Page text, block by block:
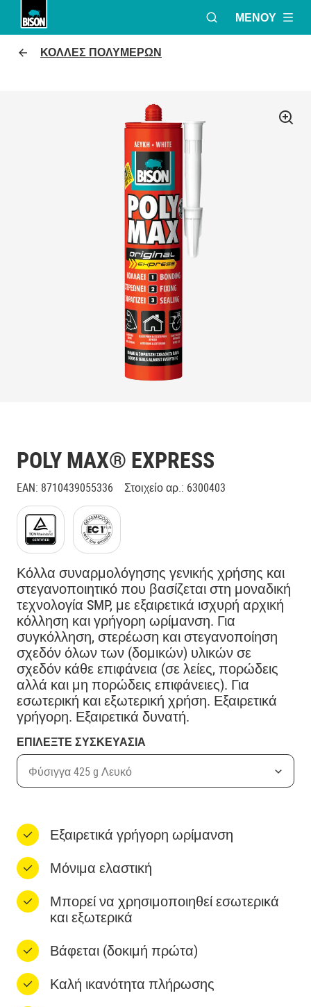
ΑΝΟΙΞΕ ΤΟ
ΜΕΝΟΎ
ΚΟΛΛΕΣ ΠΟΛΥΜΕΡΩΝ
POLY MAX® EXPRESS
EAN: 8710439055336 Στοιχείο αρ.: 6300403
Κόλλα συναρμολόγησης γενικής χρήσης και
στεγανοποιητικό που βασίζεται στη μοναδική
τεχνολογία SMP, με εξαιρετικά ισχυρή αρχική
κόλληση και γρήγορη ωρίμανση. Για
συγκόλληση, στερέωση και στεγανοποίηση
σχεδόν όλων των (δομικών) υλικών σε
σχεδόν κάθε επιφάνεια (σε λείες, πορώδεις
αλλά και μη πορώδεις επιφάνειες). Για
εσωτερική και εξωτερική χρήση. Εξαιρετικά
γρήγορη. Εξαιρετικά δυνατή.
ΕΠΙΛΕΞΤΕ ΣΥΣΚΕΥΑΣΙΑ
Φύσιγγα 425 g Λευκό
Εξαιρετικά γρήγορη ωρίμανση
​​Μόνιμα ελαστική
Μπορεί να χρησιμοποιηθεί εσωτερικά
και εξωτερικά
Βάφεται (δοκιμή πρώτα)
Καλή ικανότητα πλήρωσης